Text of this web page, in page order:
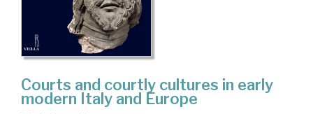
Courts and courtly cultures in early
modern Italy and Europe